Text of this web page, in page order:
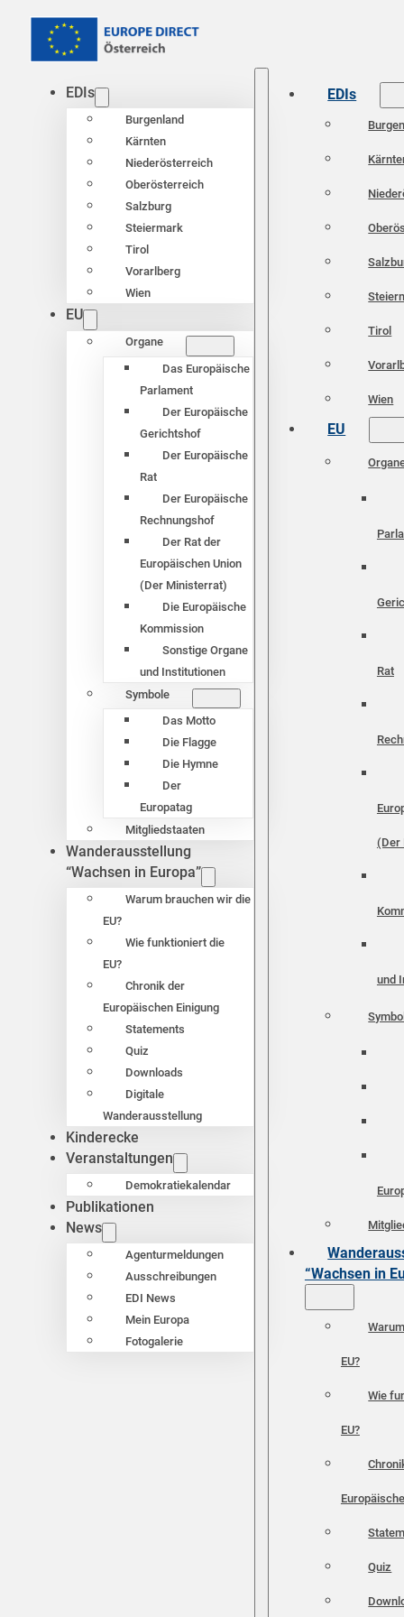
EDIs
Burgenland
Kärnten
Niederösterreich
Oberösterreich
Salzburg
Steiermark
Tirol
Vorarlberg
Wien
EU
Organe
Das Europäische
Parlament
Der Europäische
Gerichtshof
Der Europäische
Rat
Der Europäische
Rechnungshof
Der Rat der
Europäischen Union
(Der Ministerrat)
Die Europäische
Kommission
Sonstige Organe
und Institutionen
Symbole
Das Motto
Die Flagge
Die Hymne
Der
Europatag
Mitgliedstaaten
Wanderausstellung
“Wachsen in Europa”
Warum brauchen wir die
EU?
Wie funktioniert die
EU?
Chronik der
Europäischen Einigung
Statements
Quiz
Downloads
Digitale
Wanderausstellung
Kinderecke
Veranstaltungen
Demokratiekalendar
Publikationen
News
Agenturmeldungen
Ausschreibungen
EDI News
Mein Europa
Fotogalerie
EDIs
Tirol
Wien
EU
Rat
(Der
und
“Wachsen in
EU?
Wie
EU?
Quiz